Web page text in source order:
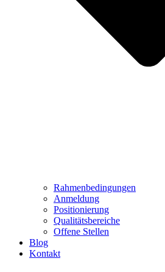
Rahmenbedingungen
Anmeldung
Positionierung
Qualitätsbereiche
Offene Stellen
Blog
Kontakt